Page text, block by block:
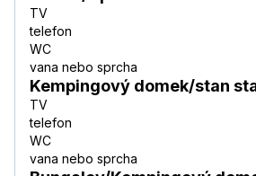
TV
telefon
WC
vana nebo sprcha
Kempingový domek/stan
TV
telefon
WC
vana nebo sprcha